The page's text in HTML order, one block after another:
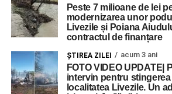
Peste 7 milioane de lei
modernizarea unor
Livezile și Poiana
contractul de finanțare
ŞTIREA ZILEI acum 3 ani
FOTO VIDEO UPDATE|
intervin pentru
localitatea Livezile. Un